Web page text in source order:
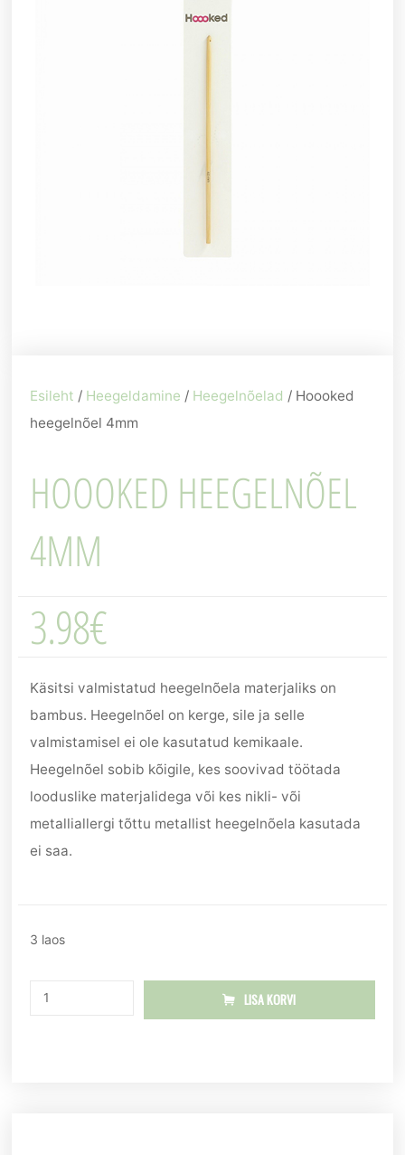
Esileht / Heegeldamine / Heegelnõelad / Hoooked
heegelnõel 4mm
HOOOKED HEEGELNÕEL
4MM
3.98€
Käsitsi valmistatud heegelnõela materjaliks on
bambus. Heegelnõel on kerge, sile ja selle
valmistamisel ei ole kasutatud kemikaale.
Heegelnõel sobib kõigile, kes soovivad töötada
looduslike materjalidega või kes nikli- või
metalliallergi tõttu metallist heegelnõela kasutada
ei saa.
3 laos
LISA KORVI